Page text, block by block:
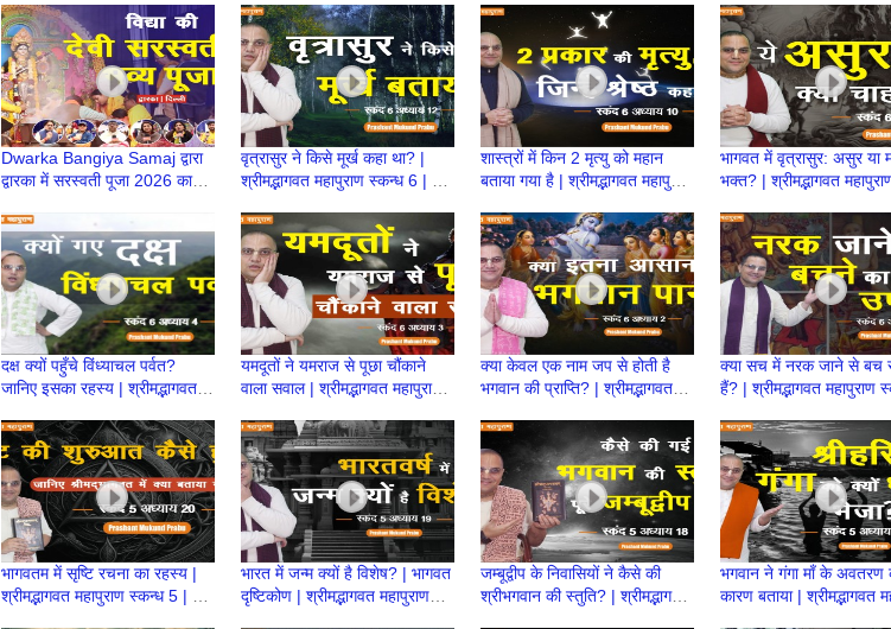
Prashant Prabhu
Prabhu
Mukund Prabhu
140 | Prashant
Prabhu
Dwarka Bangiya Samaj द्वारा
द्वारका में सरस्वती पूजा 2026 का
in Delhi
वृत्रासुर ने किसे मूर्ख कहा था? |
श्रीमद्भागवत महापुराण स्कन्ध 6 | BP
Prabhu
शास्त्रों में किन 2 मृत्यु को महान
बताया गया है | श्रीमद्भागवत महापुराण
Mukund Prabhu
भागवत में वृत्रासुर: असुर या
भक्त? | श्रीमद्भागवत
Mukund Prabhu
दक्ष क्यों पहुँचे विंध्याचल पर्वत?
जानिए इसका रहस्य | श्रीमद्भागवत
यमदूतों ने यमराज से पूछा चौंकाने
वाला सवाल | श्रीमद्भागवत महापुराण
Prabhu
क्या केवल एक नाम जप से होती है
भगवान की प्राप्ति? | श्रीमद्भागवत
क्या सच में नरक जाने से बच
हैं? | श्रीमद्भागवत महापुराण
भागवतम में सृष्टि रचना का रहस्य |
श्रीमद्भागवत महापुराण स्कन्ध 5 | BP
भारत में जन्म क्यों है विशेष? | भागवत
दृष्टिकोण | श्रीमद्भागवत महापुराण
जम्बूद्वीप के निवासियों ने कैसे की
श्रीभगवान की स्तुति? | श्रीमद्भागवत
भगवान ने गंगा माँ के अवतरण
कारण बताया | श्रीमद्भागवत